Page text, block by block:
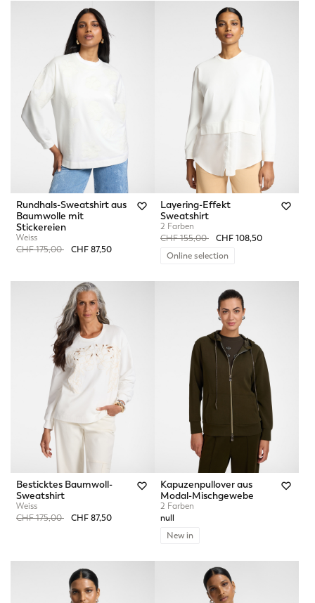
Rundhals-Sweatshirt aus
Baumwolle mit
Stickereien
Weiss
Price reduced from
CHF 175,00toCHF 87,50
Layering-Effekt
Sweatshirt
2 Farben
Price reduced from
CHF 155,00toCHF 108,50
Online selection
Besticktes Baumwoll-
Sweatshirt
Weiss
Price reduced from
CHF 175,00toCHF 87,50
Kapuzenpullover aus
Modal-Mischgewebe
2 Farben
null
New in